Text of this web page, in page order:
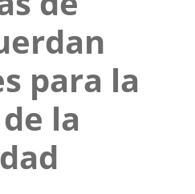
para la
la